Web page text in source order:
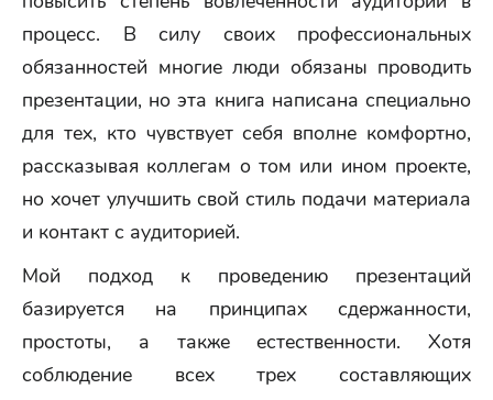
процесс. В силу своих профессиональных
обязанностей многие люди обязаны проводить
презентации, но эта книга написана специально
для тех, кто чувствует себя вполне комфортно,
рассказывая коллегам о том или ином проекте,
но хочет улучшить свой стиль подачи материала
и контакт с аудиторией.
Мой подход к проведению презентаций
базируется на принципах сдержанности,
простоты, а также естественности. Хотя
соблюдение всех трех составляющих